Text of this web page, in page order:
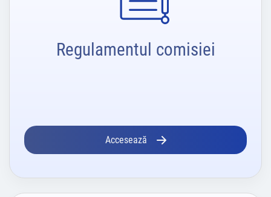
Regulamentul comisiei
Accesează